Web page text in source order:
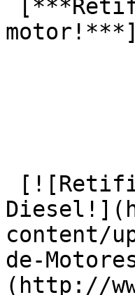
content/
de-
(http://